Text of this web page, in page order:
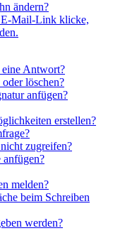
ändern?
E-Mail-Link klicke,
eine Antwort?
löschen?
anfügen?
erstellen?
zugreifen?
anfügen?
melden?
beim Schreiben
werden?